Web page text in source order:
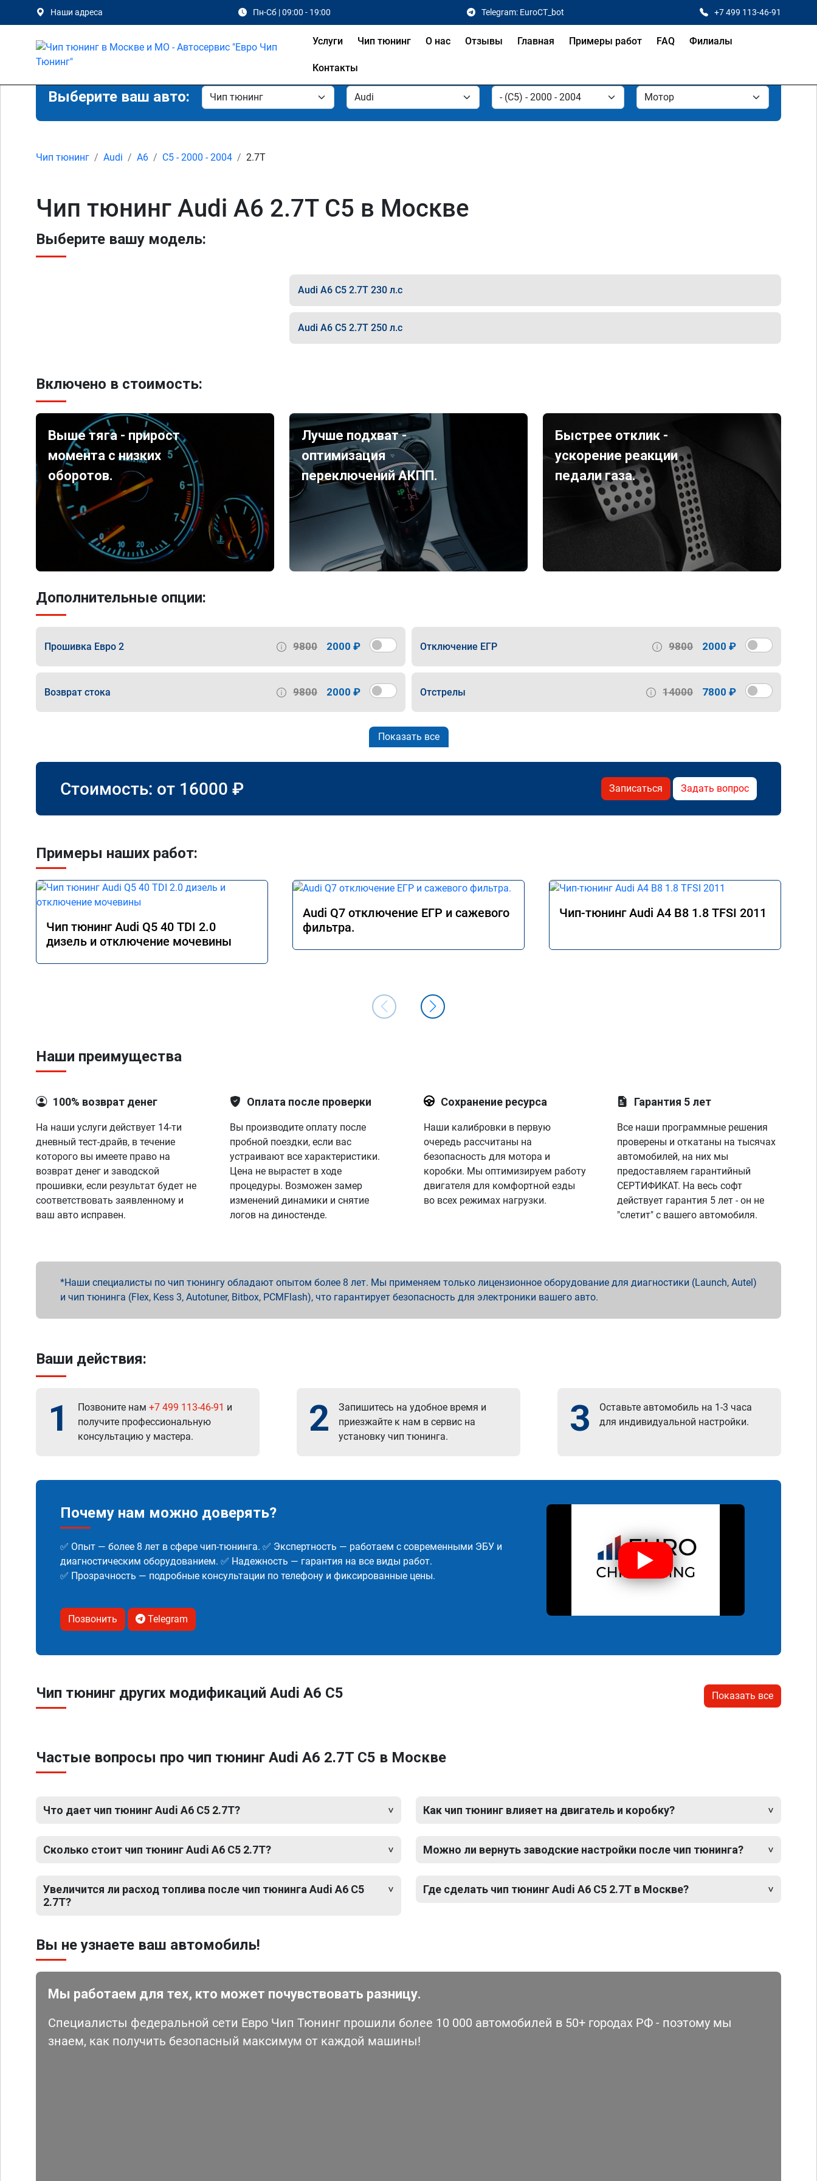
Наши адреса Пн-Сб | 09:00 - 19:00 Telegram: EuroCT_bot +7 499 113-46-91
Услуги Чип тюнинг О нас Отзывы Главная Примеры работ FAQ Филиалы
Контакты
Выберите ваш авто:
Чип тюнинг Audi A6 C5 - 2000 - 2004 2.7T
Чип тюнинг Audi A6 2.7T C5 в Москве
Выберите вашу модель:
Audi A6 C5 2.7T 230 л.с
Audi A6 C5 2.7T 250 л.с
Включено в стоимость:
Выше тяга - прирост
момента с низких
оборотов.
Лучше подхват -
оптимизация
переключений АКПП.
Быстрее отклик -
ускорение реакции
педали газа.
Дополнительные опции:
Прошивка Евро 2 9800 2000 ₽ Отключение ЕГР 9800 2000 ₽
Возврат стока 9800 2000 ₽ Отстрелы 14000 7800 ₽
Показать все
Стоимость: от 16000 ₽ Записаться Задать вопрос
Примеры наших работ:
Чип тюнинг Audi Q5 40 TDI 2.0
дизель и отключение мочевины
Audi Q7 отключение ЕГР и сажевого
фильтра.
Чип-тюнинг Audi A4 B8 1.8 TFSI 2011
Наши преимущества
100% возврат денег
На наши услуги действует 14-ти
дневный тест-драйв, в течение
которого вы имеете право на
возврат денег и заводской
прошивки, если результат будет не
соответствовать заявленному и
ваш авто исправен.
Оплата после проверки
Вы производите оплату после
пробной поездки, если вас
устраивают все характеристики.
Цена не вырастет в ходе
процедуры. Возможен замер
изменений динамики и снятие
логов на диностенде.
Сохранение ресурса
Наши калибровки в первую
очередь рассчитаны на
безопасность для мотора и
коробки. Мы оптимизируем работу
двигателя для комфортной езды
во всех режимах нагрузки.
Гарантия 5 лет
Все наши программные решения
проверены и откатаны на тысячах
автомобилей, на них мы
предоставляем гарантийный
СЕРТИФИКАТ. На весь софт
действует гарантия 5 лет - он не
"слетит" с вашего автомобиля.
Наши специалисты по чип тюнингу обладают опытом более 8 лет. Мы применяем только лицензионное оборудование для диагностики (Launch, Autel)
и чип тюнинга (Flex, Kess 3, Autotuner, Bitbox, PCMFlash), что гарантирует безопасность для электроники вашего авто.
Ваши действия:
1 Позвоните нам +7 499 113-46-91 и
получите профессиональную
консультацию у мастера.
2
Запишитесь на удобное время и
приезжайте к нам в сервис на
установку чип тюнинга.
3
Оставьте автомобиль на 1-3 часа
для индивидуальной настройки.
Почему нам можно доверять?
✅ Опыт — более 8 лет в сфере чип-тюнинга. ✅ Экспертность — работаем с современными ЭБУ и
диагностическим оборудованием. ✅ Надежность — гарантия на все виды работ.
✅ Прозрачность — подробные консультации по телефону и фиксированные цены.
Позвонить Telegram
Чип тюнинг других модификаций Audi A6 C5 Показать все
Частые вопросы про чип тюнинг Audi A6 2.7T C5 в Москве
Что дает чип тюнинг Audi A6 C5 2.7T?
Сколько стоит чип тюнинг Audi A6 C5 2.7T?
Увеличится ли расход топлива после чип тюнинга Audi A6 C5
2.7T?
Как чип тюнинг влияет на двигатель и коробку?
Можно ли вернуть заводские настройки после чип тюнинга?
Где сделать чип тюнинг Audi A6 C5 2.7T в Москве?
Вы не узнаете ваш автомобиль!
Мы работаем для тех, кто может почувствовать разницу.
Специалисты федеральной сети Евро Чип Тюнинг прошили более 10 000 автомобилей в 50+ городах РФ - поэтому мы
знаем, как получить безопасный максимум от каждой машины!